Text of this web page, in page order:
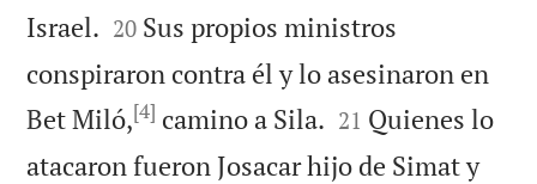
Israel. 

20 Sus propios ministros
conspiraron contra él y lo asesinaron en
Bet Miló,[4] camino a Sila. 

21 Quienes lo
atacaron fueron Josacar hijo de Simat y